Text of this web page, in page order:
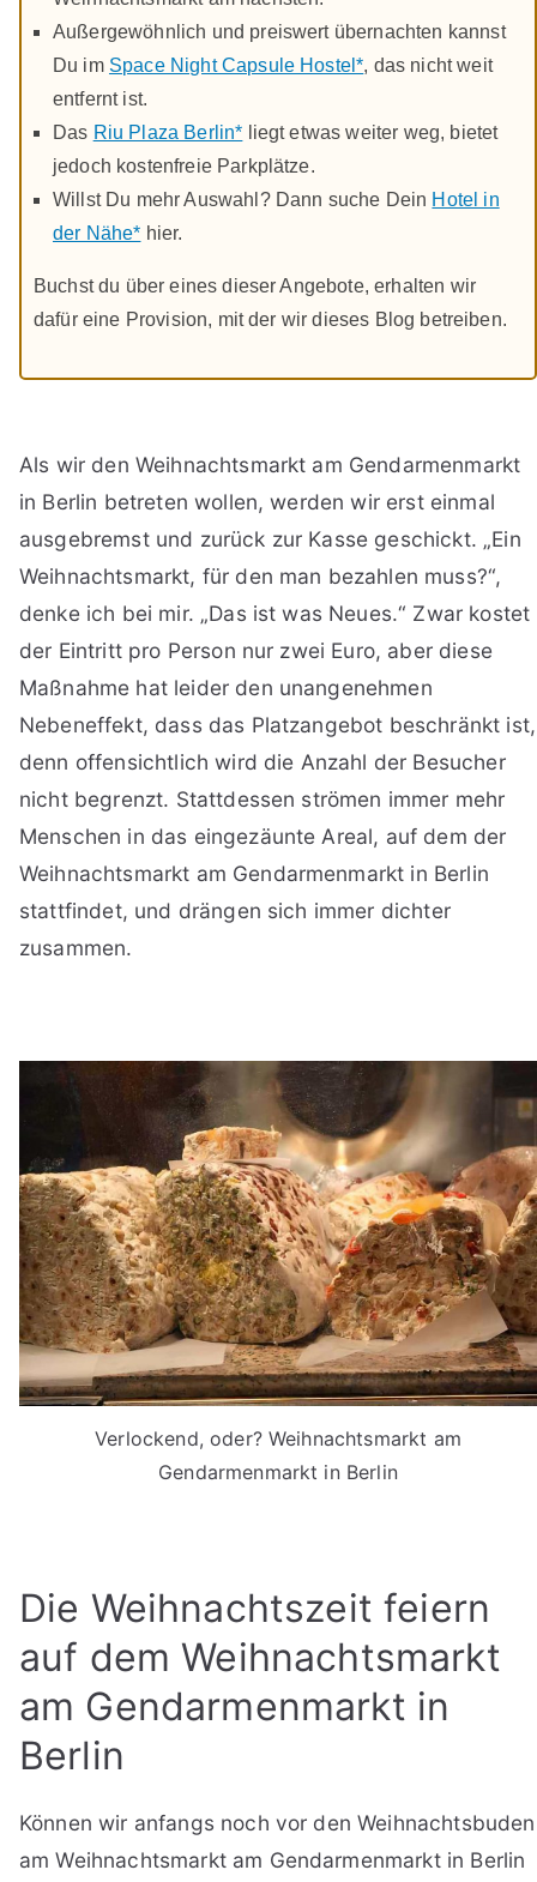
Außergewöhnlich und preiswert übernachten kannst
Du im Space Night Capsule Hostel*, das nicht weit
entfernt ist.
Das Riu Plaza Berlin* liegt etwas weiter weg, bietet
jedoch kostenfreie Parkplätze.
Willst Du mehr Auswahl? Dann suche Dein Hotel in
der Nähe* hier.
Buchst du über eines dieser Angebote, erhalten wir
dafür eine Provision, mit der wir dieses Blog betreiben.
Als wir den Weihnachtsmarkt am Gendarmenmarkt
in Berlin betreten wollen, werden wir erst einmal
ausgebremst und zurück zur Kasse geschickt. „Ein
Weihnachtsmarkt, für den man bezahlen muss?“,
denke ich bei mir. „Das ist was Neues.“ Zwar kostet
der Eintritt pro Person nur zwei Euro, aber diese
Maßnahme hat leider den unangenehmen
Nebeneffekt, dass das Platzangebot beschränkt ist,
denn offensichtlich wird die Anzahl der Besucher
nicht begrenzt. Stattdessen strömen immer mehr
Menschen in das eingezäunte Areal, auf dem der
Weihnachtsmarkt am Gendarmenmarkt in Berlin
stattfindet, und drängen sich immer dichter
zusammen.
Verlockend, oder? Weihnachtsmarkt am
Gendarmenmarkt in Berlin
Die Weihnachtszeit feiern
auf dem Weihnachtsmarkt
am Gendarmenmarkt in
Berlin
Können wir anfangs noch vor den Weihnachtsbuden
am Weihnachtsmarkt am Gendarmenmarkt in Berlin